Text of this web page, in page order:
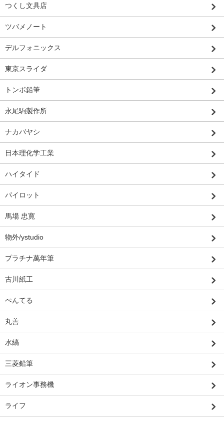
つくし文具店
ツバメノート
デルフォニックス
東京スライダ
トンボ鉛筆
永尾駒製作所
ナカバヤシ
日本理化学工業
ハイタイド
パイロット
馬場 忠寛
物外/ystudio
プラチナ萬年筆
古川紙工
ぺんてる
丸善
水縞
三菱鉛筆
ライオン事務機
ライフ